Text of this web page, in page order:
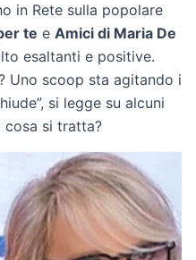
in Rete sulla popolare
te e Amici di Maria De
esaltanti e positive.
Uno scoop sta agitando i
si legge su alcuni
cosa si tratta?